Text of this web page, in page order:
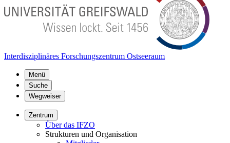
Interdisziplinäres Forschungszentrum Ostseeraum
Menü
Suche
Wegweiser
Zentrum
Über das IFZO
Strukturen und Organisation